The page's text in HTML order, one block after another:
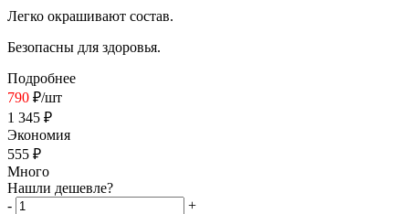
Легко окрашивают состав.
Безопасны для здоровья.
Подробнее
790 ₽/шт
1 345 ₽
Экономия
555 ₽
Много
Нашли дешевле?
-
+